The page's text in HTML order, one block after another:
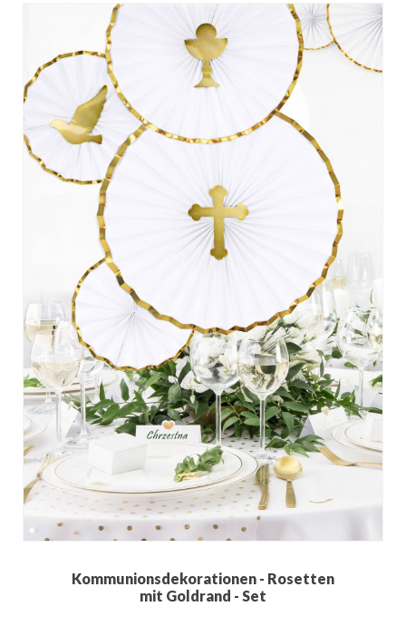
Kommunionsdekorationen - Rosetten
mit Goldrand - Set